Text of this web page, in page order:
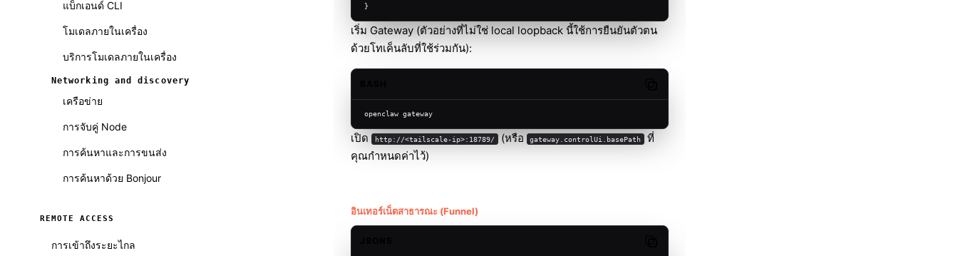
แบ็กเอนด์ CLI
โมเดลภายในเครื่อง
บริการโมเดลภายในเครื่อง
Networking and discovery
เครือข่าย
การจับคู่ Node
การค้นหาและการขนส่ง
การค้นหาด้วย Bonjour
REMOTE ACCESS
การเข้าถึงระยะไกล
}
เริ่ม Gateway (ตัวอย่างที่ไม่ใช่ local loopback นี้ใช้การยืนยันตัวตน
ด้วยโทเค็นลับที่ใช้ร่วมกัน):
openclaw gateway
เปิด http://<tailscale-ip>:18789/ (หรือ gateway.controlUi.basePath
ที่
คุณกำหนดค่าไว้)
อินเทอร์เน็ตสาธารณะ (Funnel)